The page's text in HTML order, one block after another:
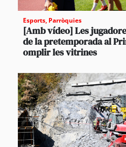
Esports, Parròquies
[Amb vídeo] Les
de la pretemporada al
omplir les vitrines